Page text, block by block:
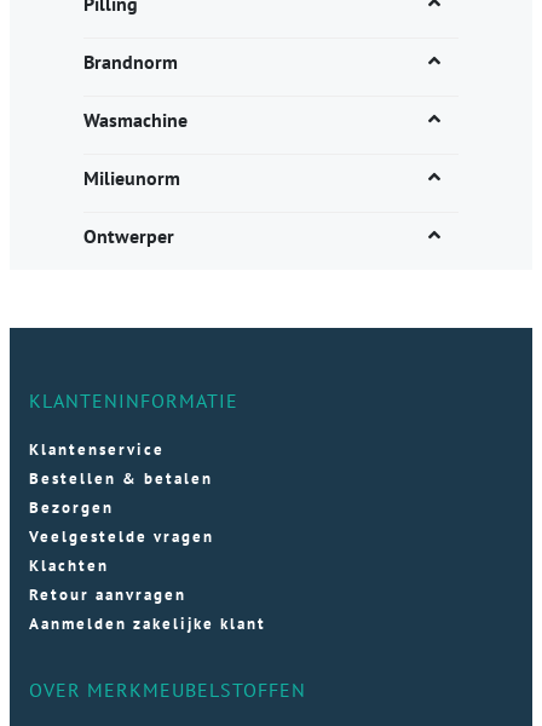
Brandnorm
Wasmachine
Milieunorm
Ontwerper
KLANTENINFORMATIE
Klantenservice
Bestellen & betalen
Bezorgen
Veelgestelde vragen
Klachten
Retour aanvragen
Aanmelden zakelijke klant
OVER MERKMEUBELSTOFFEN